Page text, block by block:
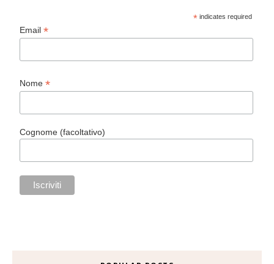
* indicates required
Email*
Nome*
Cognome (facoltativo)